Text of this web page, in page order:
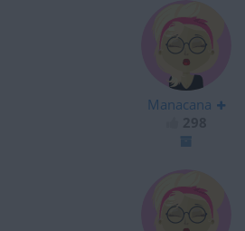
Manacana